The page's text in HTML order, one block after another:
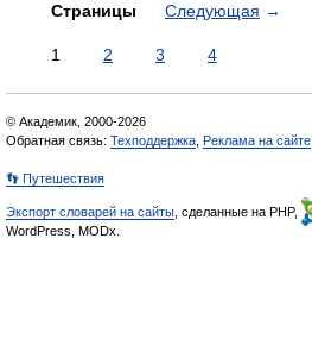
Страницы Следующая →
1 2 3 4
© Академик, 2000-2026
Обратная связь: Техподдержка Реклама на сайте
👣 Путешествия
Экспорт словарей на сайты , сделанные на PHP,
WordPress, MODx.